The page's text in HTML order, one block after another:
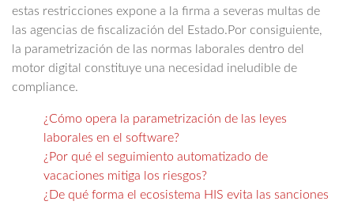
estas restricciones expone a la firma a severas multas de
las agencias de fiscalización del Estado.Por consiguiente,
la parametrización de las normas laborales dentro del
motor digital constituye una necesidad ineludible de
compliance.
¿Cómo opera la parametrización de las leyes
laborales en el software?
¿Por qué el seguimiento automatizado de
vacaciones mitiga los riesgos?
¿De qué forma el ecosistema HIS evita las sanciones